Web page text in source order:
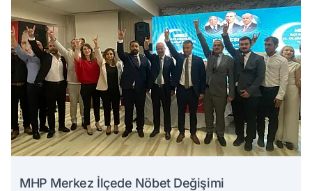
MHP Merkez İlçede Nöbet Değişimi